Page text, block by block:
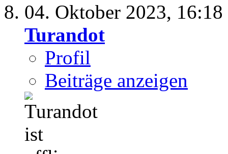
04. Oktober 2023, 16:18
Turandot
Profil
Beiträge anzeigen